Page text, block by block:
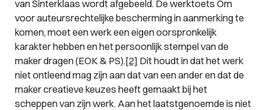
van Sinterklaas wordt afgebeeld. De werktoets Om
voor auteursrechtelijke bescherming in aanmerking te
komen, moet een werk een eigen oorspronkelijk
karakter hebben en het persoonlijk stempel van de
maker dragen (EOK & PS).[2] Dit houdt in dat het werk
niet ontleend mag zijn aan dat van een ander en dat de
maker creatieve keuzes heeft gemaakt bij het
scheppen van zijn werk. Aan het laatstgenoemde is niet